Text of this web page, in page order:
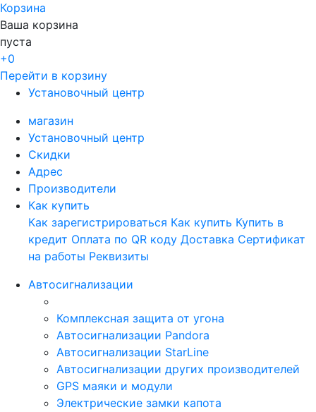
Корзина
Ваша корзина
пуста
+0
Перейти в корзину
Установочный центр
магазин
Установочный центр
Скидки
Адрес
Производители
Как купить
Как зарегистрироваться Как купить Купить в
кредит Оплата по QR коду Доставка Сертификат
на работы Реквизиты
Автосигнализации
Комплексная защита от угона
Автосигнализации Pandora
Автосигнализации StarLine
Автосигнализации других производителей
GPS маяки и модули
Электрические замки капота